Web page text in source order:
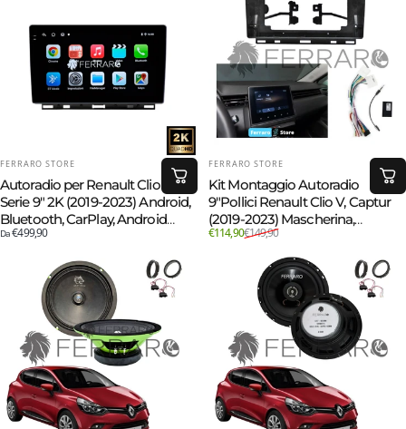
FORNITORE:
FERRARO STORE
Autoradio per Renault Clio 5ª
Serie 9" 2K (2019-2023) Android,
Bluetooth, CarPlay, Android
Auto, 12/256GB Ram
Da€499,90
FORNITORE:
FERRARO STORE
Kit Montaggio Autoradio
9"Pollici Renault Clio V, Captur
(2019-2023) Mascherina,
Cablaggio Autoradio Android
Prezzo scontato
€114,90
Prezzo di listino
€149,90